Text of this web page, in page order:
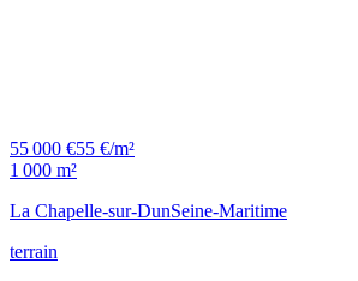
55 000 €55 €/m²
1 000 m²
La Chapelle-sur-DunSeine-Maritime
terrain